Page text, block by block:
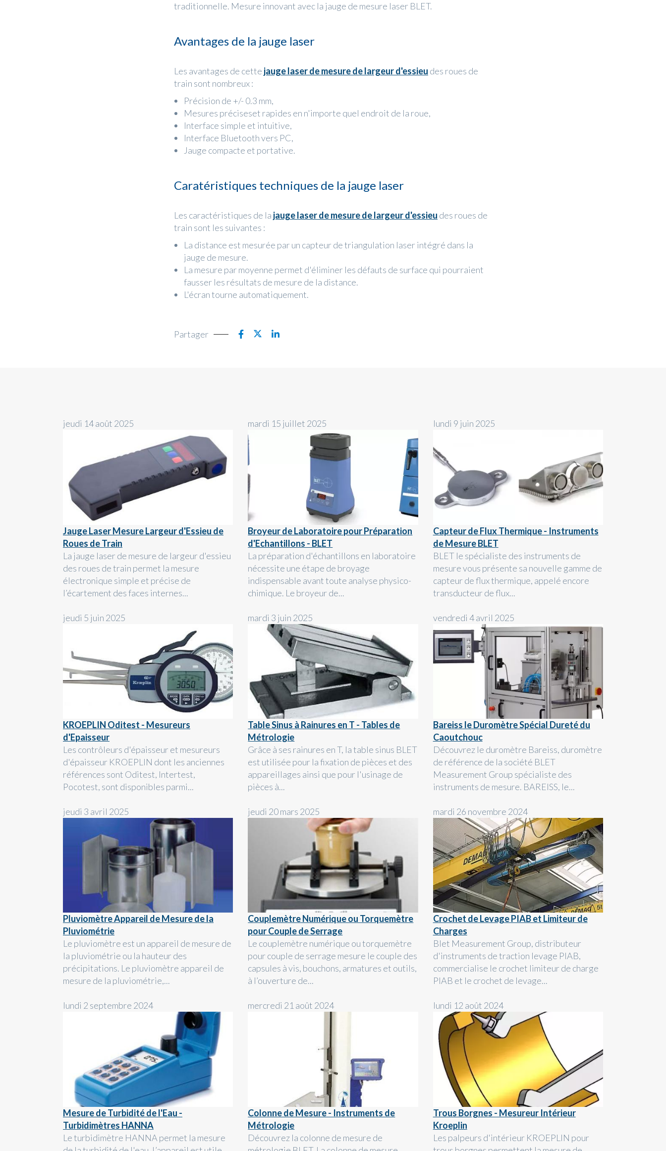
traditionnelle. Mesure innovant avec la jauge de mesure laser BLET.
Avantages de la jauge laser
Les avantages de cette jauge laser de mesure de largeur d'essieu des roues de
train sont nombreux :
Précision de +/- 0.3 mm,
Mesures préciseset rapides en n'importe quel endroit de la roue,
Interface simple et intuitive,
Interface Bluetooth vers PC,
Jauge compacte et portative.
Caratéristiques techniques de la jauge laser
Les caractéristiques de la jauge laser de mesure de largeur d'essieu des roues de
train sont les suivantes :
La distance est mesurée par un capteur de triangulation laser intégré dans la
jauge de mesure.
La mesure par moyenne permet d'éliminer les défauts de surface qui pourraient
fausser les résultats de mesure de la distance.
L'écran tourne automatiquement.
Partager
jeudi 14 août 2025
Jauge Laser Mesure Largeur d'Essieu de
Roues de Train
La jauge laser de mesure de largeur d'essieu
des roues de train permet la mesure
électronique simple et précise de
l’écartement des faces internes...
jeudi 5 juin 2025
KROEPLIN Oditest - Mesureurs
d'Epaisseur
Les contrôleurs d'épaisseur et mesureurs
d'épaisseur KROEPLIN dont les anciennes
références sont Oditest, Intertest,
Pocotest, sont disponibles parmi...
jeudi 3 avril 2025
Pluviomètre Appareil de Mesure de la
Pluviométrie
Le pluviomètre est un appareil de mesure de
la pluviométrie ou la hauteur des
précipitations. Le pluviomètre appareil de
mesure de la pluviométrie,...
lundi 2 septembre 2024
Mesure de Turbidité de l'Eau -
Turbidimètres HANNA
Le turbidimètre HANNA permet la mesure
mardi 15 juillet 2025
Broyeur de Laboratoire pour Préparation
d'Echantillons - BLET
La préparation d'échantillons en laboratoire
nécessite une étape de broyage
indispensable avant toute analyse physico-
chimique. Le broyeur de...
mardi 3 juin 2025
Table Sinus à Rainures en T - Tables de
Métrologie
Grâce à ses rainures en T, la table sinus BLET
est utilisée pour la fixation de pièces et des
appareillages ainsi que pour l'usinage de
pièces à...
jeudi 20 mars 2025
Couplemètre Numérique ou Torquemètre
pour Couple de Serrage
Le couplemètre numérique ou torquemètre
pour couple de serrage mesure le couple des
capsules à vis, bouchons, armatures et outils,
à l’ouverture de...
mercredi 21 août 2024
Colonne de Mesure - Instruments de
Métrologie
Découvrez la colonne de mesure de
lundi 9 juin 2025
Capteur de Flux Thermique - Instruments
de Mesure BLET
BLET le spécialiste des instruments de
mesure vous présente sa nouvelle gamme de
capteur de flux thermique, appelé encore
transducteur de flux...
vendredi 4 avril 2025
Bareiss le Duromètre Spécial Dureté du
Caoutchouc
Découvrez le duromètre Bareiss, duromètre
de référence de la société BLET
Measurement Group spécialiste des
instruments de mesure. BAREISS, le...
mardi 26 novembre 2024
Crochet de Levage PIAB et Limiteur de
Charges
Blet Measurement Group, distributeur
d'instruments de traction levage PIAB,
commercialise le crochet limiteur de charge
PIAB et le crochet de levage...
lundi 12 août 2024
Trous Borgnes - Mesureur Intérieur
Kroeplin
Les palpeurs d'intérieur KROEPLIN pour